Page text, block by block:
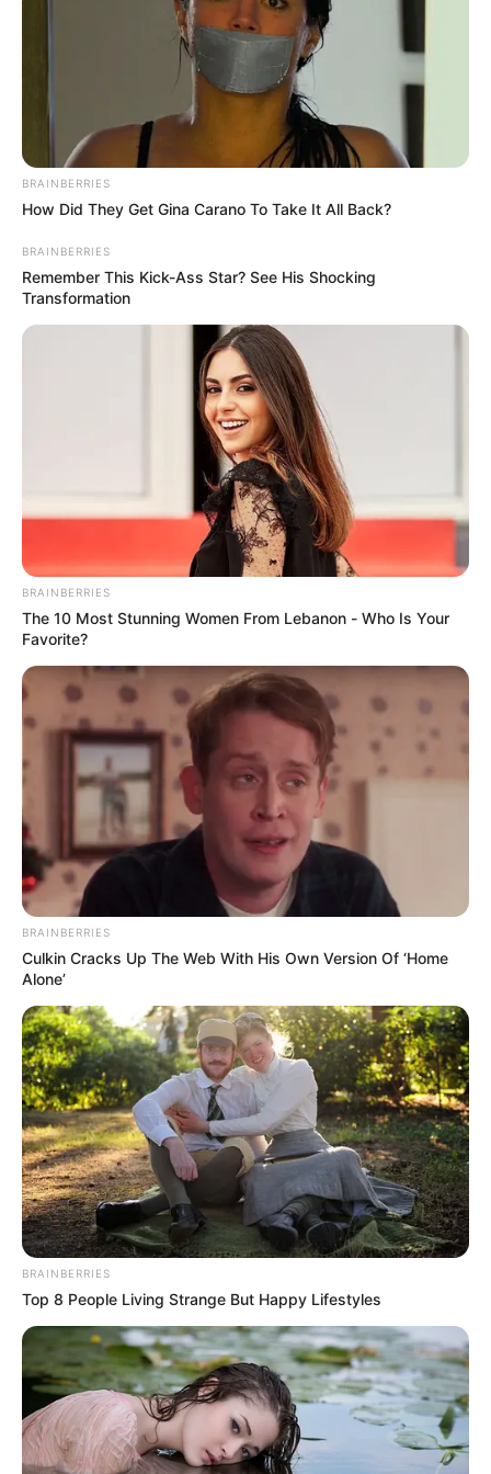
Los lesionados son trasladados en este momento a
centros médicos de la región y Medellín.
A través de un comunicado,la entidad lamentó la muerte
y expresó sus condolencias a sus
familiares, amigos y compañeros.
Le puede interesar: Secretaria de educación de Medellín
renunció por presuntos actos de corrupción
Por ahora las autoridades se encuentran en el lugar del
siniestro para adelantar las investigaciones.
En otros hecho relacionados con la Hidroeléctrica, hasta
mañana 22 de febrero el único consorcio que se
presentó para construir las unidades 4, 5,6, 7, y 8
plazo para justificar su experiencia y poder continuar en
el proceso.
COMPARTIR
TEMAS RELACIONADOS
NOTICIAS ANTIOQUIA
ACCIDENTE DE TRÁNSITO
HIDROITUANGO
MANTÉNGASE EN ALERTA
interesan. Para estar bien informado, por
favor, active las notificaciones de Alerta.
ACTIVAR AHORA
BRAINBERRIES
How Did They Get Gina Carano To Take It All Back?
BRAINBERRIES
Remember This Kick-Ass Star? See His Shocking
Transformation
BRAINBERRIES
The 10 Most Stunning Women From Lebanon - Who Is Your
Favorite?
BRAINBERRIES
Culkin Cracks Up The Web With His Own Version Of ‘Home
Alone’
BRAINBERRIES
Top 8 People Living Strange But Happy Lifestyles